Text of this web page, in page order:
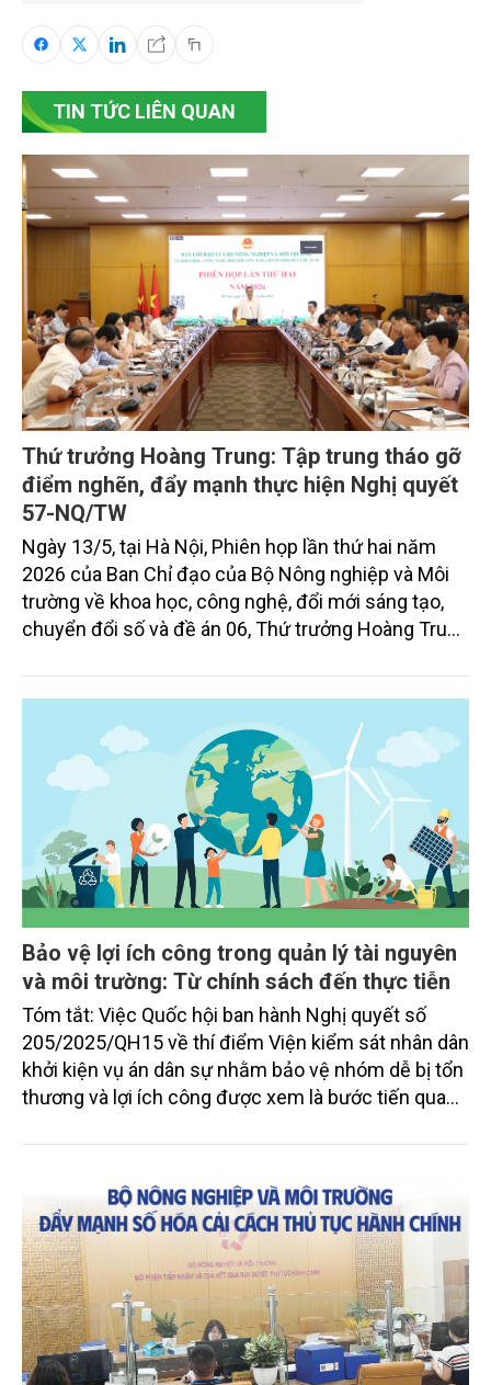
TIN TỨC LIÊN QUAN
Thứ trưởng Hoàng Trung: Tập trung tháo gỡ
điểm nghẽn, đẩy mạnh thực hiện Nghị quyết
57-NQ/TW
Ngày 13/5, tại Hà Nội, Phiên họp lần thứ hai năm
2026 của Ban Chỉ đạo của Bộ Nông nghiệp và Môi
trường về khoa học, công nghệ, đổi mới sáng tạo,
chuyển đổi số và đề án 06, Thứ trưởng Hoàng Trung
cần nâng cao tinh thần trách nhiệm, tăng cường
đẩy nhanh tiến độ thực hiện các nhiệm vụ được
giao.
Bảo vệ lợi ích công trong quản lý tài nguyên
và môi trường: Từ chính sách đến thực tiễn
Tóm tắt: Việc Quốc hội ban hành Nghị quyết số
205/2025/QH15 về thí điểm Viện kiểm sát nhân dân
khởi kiện vụ án dân sự nhằm bảo vệ nhóm dễ bị tổn
thương và lợi ích công được xem là bước tiến quan
quyền xã hội chủ nghĩa tại Việt Nam. Trong bối cảnh
các tranh chấp liên quan đến môi trường, đất đai, tài
nguyên, hệ sinh thái và lợi ích cộng đồng ngày càng
phức tạp, cơ chế tố tụng công ích không chỉ mang ý
nghĩa đổi mới tư pháp mà còn mở ra công cụ quản
trị hiện đại nhằm tăng cường bảo vệ lợi ích công
cộng, thúc đẩy phát triển bền vững và nâng cao
trách nhiệm giải trình trong quản lý nhà nước. Bài
viết phân tích cơ sở lý luận, thực tiễn và yêu cầu đặt